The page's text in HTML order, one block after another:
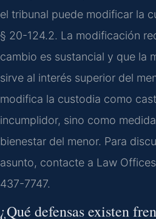
el tribunal puede modificar la
§ 20-124.2. La modificación
cambio es sustancial y que la
sirve al interés superior del
modifica la custodia como
incumplidor, sino como
bienestar del menor. Para
asunto, contacte a Law
437-7747.
¿Qué defensas existen